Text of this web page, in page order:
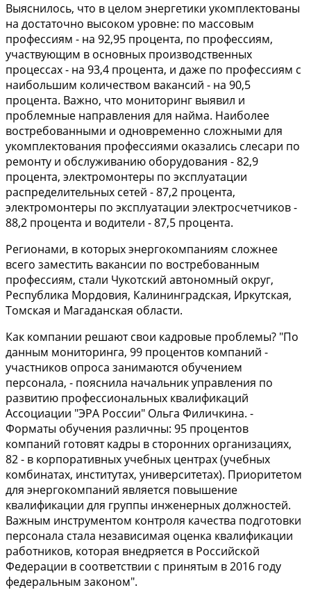
Выяснилось, что в целом энергетики укомплектованы
на достаточно высоком уровне: по массовым
профессиям - на 92,95 процента, по профессиям,
участвующим в основных производственных
процессах - на 93,4 процента, и даже по профессиям с
наибольшим количеством вакансий - на 90,5
процента. Важно, что мониторинг выявил и
проблемные направления для найма. Наиболее
востребованными и одновременно сложными для
укомплектования профессиями оказались слесари по
ремонту и обслуживанию оборудования - 82,9
процента, электромонтеры по эксплуатации
распределительных сетей - 87,2 процента,
электромонтеры по эксплуатации электросчетчиков -
88,2 процента и водители - 87,5 процента.
Регионами, в которых энергокомпаниям сложнее
всего заместить вакансии по востребованным
профессиям, стали Чукотский автономный округ,
Республика Мордовия, Калининградская, Иркутская,
Томская и Магаданская области.
Как компании решают свои кадровые проблемы? "По
данным мониторинга, 99 процентов компаний -
участников опроса занимаются обучением
персонала, - пояснила начальник управления по
развитию профессиональных квалификаций
Ассоциации "ЭРА России" Ольга Филичкина. -
Форматы обучения различны: 95 процентов
компаний готовят кадры в сторонних организациях,
82 - в корпоративных учебных центрах (учебных
комбинатах, институтах, университетах). Приоритетом
для энергокомпаний является повышение
квалификации для группы инженерных должностей.
Важным инструментом контроля качества подготовки
персонала стала независимая оценка квалификации
работников, которая внедряется в Российской
Федерации в соответствии с принятым в 2016 году
федеральным законом".